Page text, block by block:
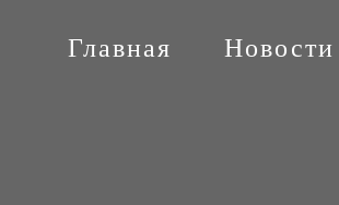
Главная Новости